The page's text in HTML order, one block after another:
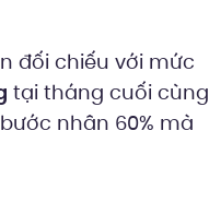
đối chiếu với mức
tại tháng cuối cùng
nhân 60% mà